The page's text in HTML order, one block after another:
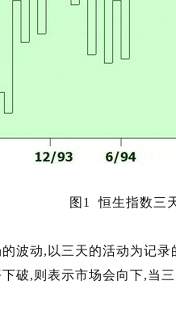
图1 恒生指数三
动,以三天的活动为记录
破,则表示市场会向下,当